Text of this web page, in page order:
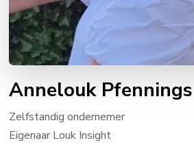
Annelouk
Zelfstandig ondernemer
Eigenaar Louk Insight